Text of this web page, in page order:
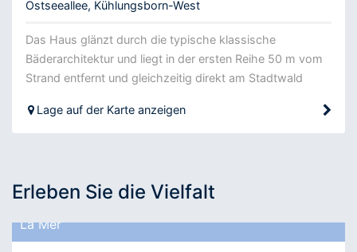
Ostseeallee, Kühlungsborn-West
Das Haus glänzt durch die typische klassische
Bäderarchitektur und liegt in der ersten Reihe 50 m vom
Strand entfernt und gleichzeitig direkt am Stadtwald
Lage auf der Karte anzeigen
Erleben Sie die Vielfalt
La Mer